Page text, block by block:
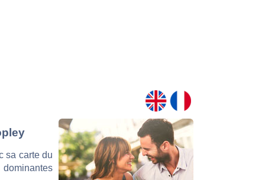
sa carte du